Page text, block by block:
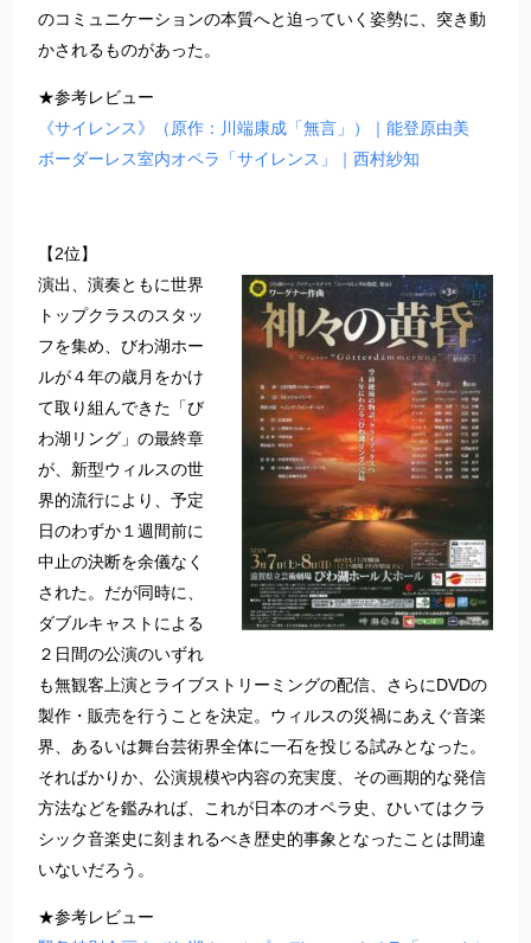
のコミュニケーションの本質へと迫っていく姿勢に、突き動
かされるものがあった。
★参考レビュー
《サイレンス》（原作：川端康成「無言」）｜能登原由美
ボーダーレス室内オペラ「サイレンス」｜西村紗知
【2位】
演出、演奏ともに世界
トップクラスのスタッ
フを集め、びわ湖ホー
ルが４年の歳月をかけ
て取り組んできた「び
わ湖リング」の最終章
が、新型ウィルスの世
界的流行により、予定
日のわずか１週間前に
中止の決断を余儀なく
された。だが同時に、
ダブルキャストによる
２日間の公演のいずれ
も無観客上演とライブストリーミングの配信、さらにDVDの
製作・販売を行うことを決定。ウィルスの災禍にあえぐ音楽
界、あるいは舞台芸術界全体に一石を投じる試みとなった。
そればかりか、公演規模や内容の充実度、その画期的な発信
方法などを鑑みれば、これが日本のオペラ史、ひいてはクラ
シック音楽史に刻まれるべき歴史的事象となったことは間違
いないだろう。
★参考レビュー